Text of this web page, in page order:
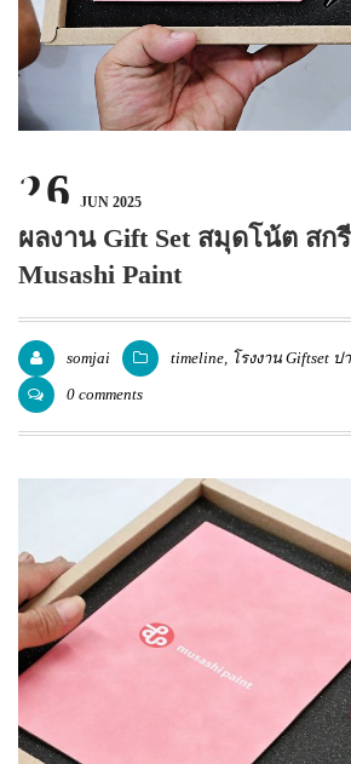
ถุงผ้า กระเป๋าผ้า
สมุดโน้ต และอื่นๆ
Gift Set
แพคเกจปากกา
26 JUN 2025
ผลงาน Gift Set สมุดโน้ต สก
Musashi Paint
somjai timeline, โรงงาน Giftset ป
0 comments